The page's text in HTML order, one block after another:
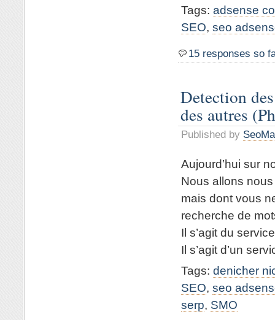
Tags: adsense
SEO, seo
15 responses so
Detection
des autres
Published by
Aujourd’hui sur
Nous allons
mais dont vous
recherche de
Il s’agit du
Il s’agit d’un
Tags: denicher
SEO, seo
serp, SMO